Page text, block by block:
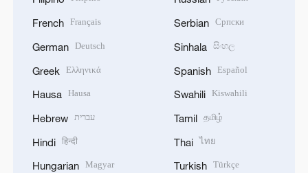
French Français
German Deutsch
Greek Ελληνικά
Hausa Hausa
Hebrew עברית
Hindi हिन्दी
Hungarian Magyar
Serbian Српски
Sinhala සිංහල
Spanish Español
Swahili Kiswahili
Tamil தமிழ்
Thai ไทย
Turkish Türkçe